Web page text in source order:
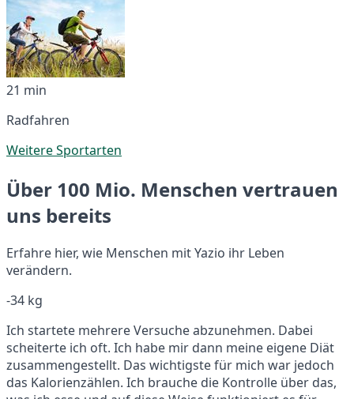
21 min
Radfahren
Weitere Sportarten
Über 100 Mio. Menschen vertrauen
uns bereits
Erfahre hier, wie Menschen mit Yazio ihr Leben
verändern.
-34 kg
Ich startete mehrere Versuche abzunehmen. Dabei
scheiterte ich oft. Ich habe mir dann meine eigene Diät
zusammengestellt. Das wichtigste für mich war jedoch
das Kalorienzählen. Ich brauche die Kontrolle über das,